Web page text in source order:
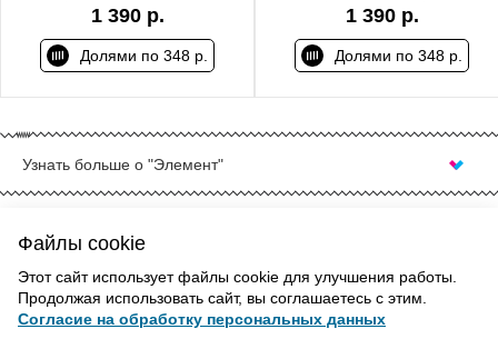
1 390 р.
Долями по 348 р.
1 390 р.
Долями по 348 р.
Узнать больше о "Элемент"
Смартфон, кошелек с наличными деньгами и банковскими
картами, наушники – минимальный набор необходимых
предметов, которые чаще всего берут с собой. Чтобы их
было удобно носить, нужна сумка с несколькими отсеками.
Если вы планируете переносить планшет или ноутбук, папку
ВВЕРХ
Файлы cookie
Этот сайт использует файлы cookie для улучшения работы.
Продолжая использовать сайт, вы соглашаетесь с этим.
Согласие на обработку персональных данных